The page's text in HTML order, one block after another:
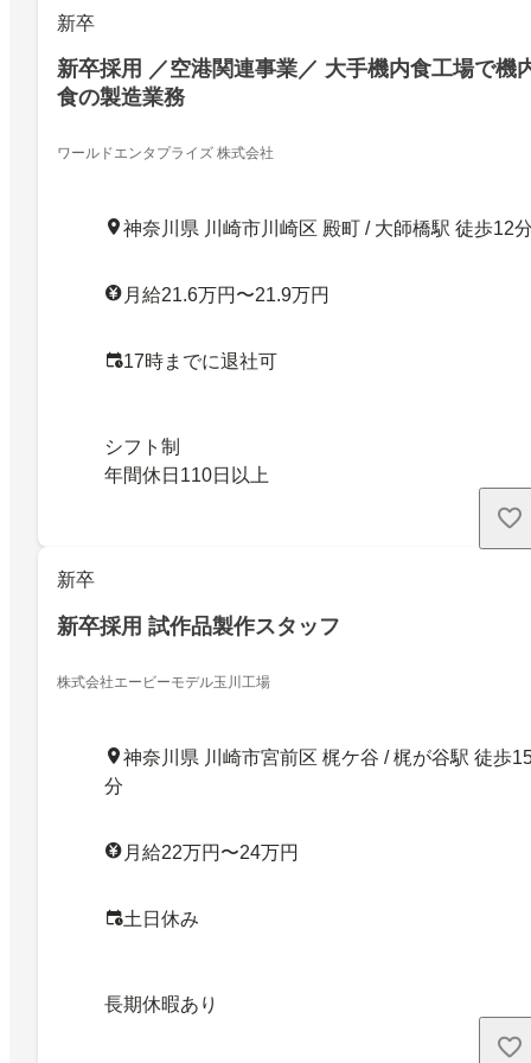
新卒
新卒採用 ／空港関連事業／ 大手機内食工場で機
食の製造業務
ワールドエンタプライズ 株式会社
神奈川県 川崎市川崎区 殿町 / 大師橋駅 徒歩12
月給21.6万円〜21.9万円
17時までに退社可
シフト制
年間休日110日以上
新卒
新卒採用 試作品製作スタッフ
株式会社エービーモデル玉川工場
神奈川県 川崎市宮前区 梶ケ谷 / 梶が谷駅 徒歩
分
月給22万円〜24万円
土日休み
長期休暇あり